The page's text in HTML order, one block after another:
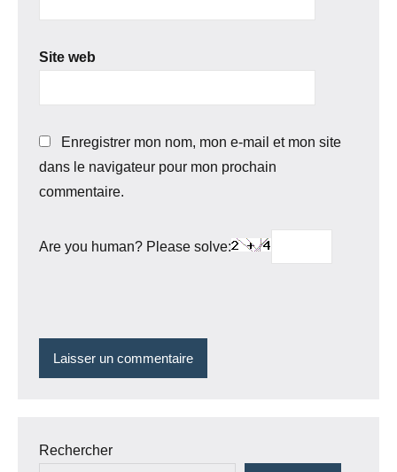
Site web
Enregistrer mon nom, mon e-mail et mon site
dans le navigateur pour mon prochain
commentaire.
Are you human? Please solve:
Rechercher